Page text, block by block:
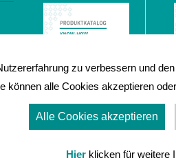
zu verbessern und
können alle Cookies akzeptieren
Alle Cookies akzeptieren
Hier klicken für weitere
MiB)